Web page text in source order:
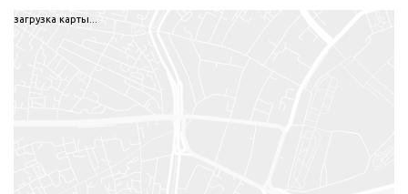
загрузка карты...